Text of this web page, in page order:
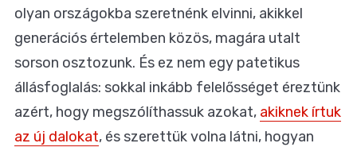
olyan országokba szeretnénk elvinni, akikkel
generációs értelemben közös, magára utalt
sorson osztozunk. És ez nem egy patetikus
állásfoglalás: sokkal inkább felelősséget éreztünk
azért, hogy megszólíthassuk azokat, akiknek írtuk
az új dalokat, és szerettük volna látni, hogyan